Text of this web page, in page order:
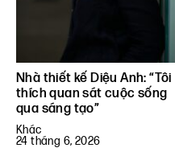
Nhà thiết kế Diệu Anh: “Tôi
thích quan sát cuộc sống
qua sáng tạo”
Khác
24 tháng 6, 2026